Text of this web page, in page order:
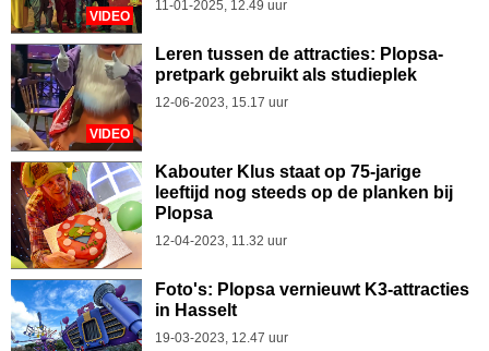
VIDEO
11-01-2025, 12.49 uur
VIDEO
Leren tussen de attracties: Plopsa-
pretpark gebruikt als studieplek
12-06-2023, 15.17 uur
Kabouter Klus staat op 75-jarige
leeftijd nog steeds op de planken bij
Plopsa
12-04-2023, 11.32 uur
Foto's: Plopsa vernieuwt K3-attracties
in Hasselt
19-03-2023, 12.47 uur